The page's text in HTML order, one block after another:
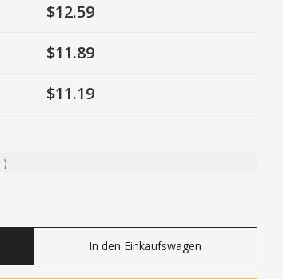
$12.59
$11.89
$11.19
)
In den Einkaufswagen